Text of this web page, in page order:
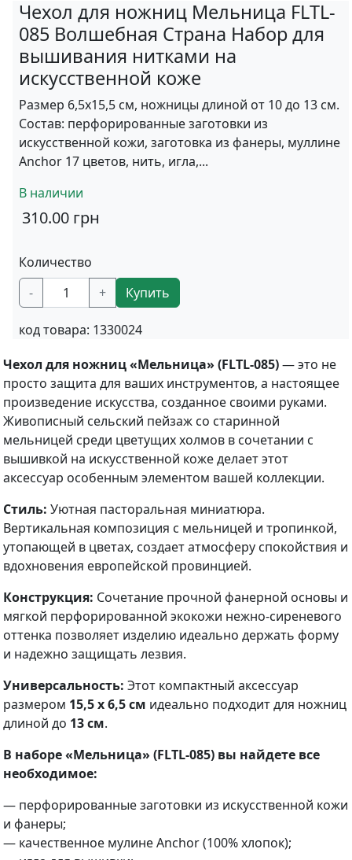
Чехол для ножниц Мельница FLTL-
085 Волшебная Страна Набор для
вышивания нитками на
искусственной коже
Размер 6,5х15,5 см, ножницы длиной от 10 до 13 см.
Состав: перфорированные заготовки из
искусственной кожи, заготовка из фанеры, муллине
Anchor 17 цветов, нить, игла,...
В наличии
310.00 грн
Количество
-
+ Купить
код товара: 1330024
Чехол для ножниц «Мельница» (FLTL-085)— это не
просто защита для ваших инструментов, а настоящее
произведение искусства, созданное своими руками.
Живописный сельский пейзаж со старинной
мельницей среди цветущих холмов в сочетании с
вышивкой на искусственной коже делает этот
аксессуар особенным элементом вашей коллекции.
Стиль: Уютная пасторальная миниатюра.
Вертикальная композиция с мельницей и тропинкой,
утопающей в цветах, создает атмосферу спокойствия и
вдохновения европейской провинцией.
Конструкция: Сочетание прочной фанерной основы и
мягкой перфорированной экокожи нежно-сиреневого
оттенка позволяет изделию идеально держать форму
и надежно защищать лезвия.
Универсальность: Этот компактный аксессуар
размером 15,5 х 6,5 см идеально подходит для ножниц
длиной до 13 см.
В наборе «Мельница» (FLTL-085) вы найдете все
необходимое:
— перфорированные заготовки из искусственной кожи
и фанеры;
— качественное мулине Anchor (100% хлопок);